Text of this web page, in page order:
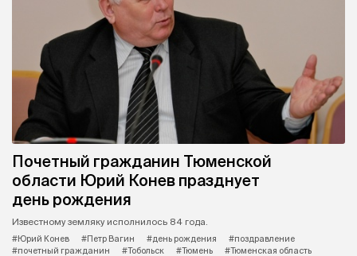
Почетный гражданин Тюменской
области Юрий Конев празднует
день рождения
Известному земляку исполнилось 84 года.
#Юрий Конев
#Петр Вагин #день рождения
#поздравление
#почетный гражданин
#Тобольск #Тюмень
#Тюменская область